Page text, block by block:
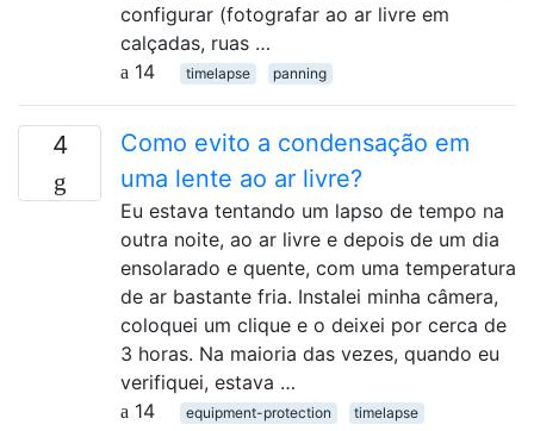
configurar (fotografar ao ar livre em
calçadas, ruas …
14
timelapse panning
4
Como evito a condensação em
uma lente ao ar livre?
Eu estava tentando um lapso de tempo na
outra noite, ao ar livre e depois de um dia
ensolarado e quente, com uma temperatura
de ar bastante fria. Instalei minha câmera,
coloquei um clique e o deixei por cerca de
3 horas. Na maioria das vezes, quando eu
verifiquei, estava …
14
equipment-protection timelapse